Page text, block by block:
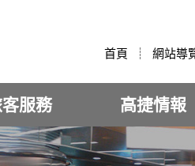
首頁 網站導
服務 高捷情報